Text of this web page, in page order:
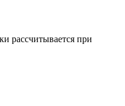
рассчитывается при